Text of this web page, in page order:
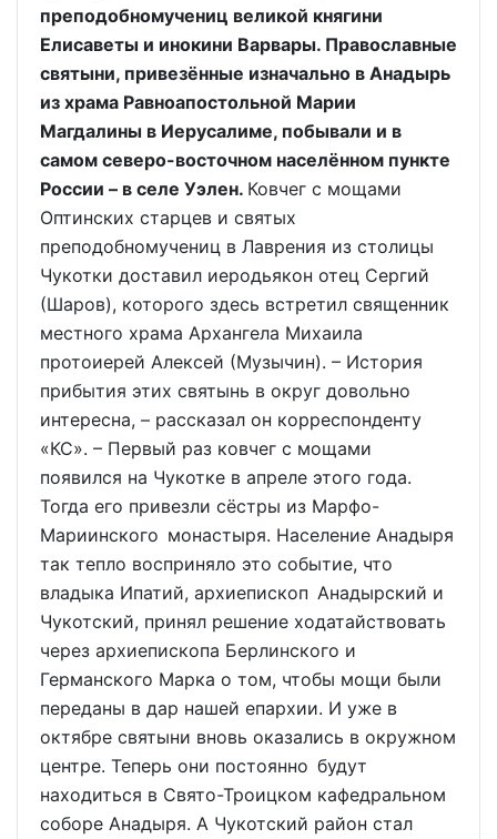
преподобномучениц великой княгини
Елисаветы и инокини Варвары. Православные
святыни, привезённые изначально в Анадырь
из храма Равноапостольной Марии
Магдалины в Иерусалиме, побывали и в
самом северо-восточном населённом пункте
России – в селе Уэлен. Ковчег с мощами
Оптинских старцев и святых
преподобномучениц в Лаврения из столицы
Чукотки доставил иеродьякон отец Сергий
(Шаров), которого здесь встретил священник
местного храма Архангела Михаила
протоиерей Алексей (Музычин). – История
прибытия этих святынь в округ довольно
интересна, – рассказал он корреспонденту
«КС». – Первый раз ковчег с мощами
появился на Чукотке в апреле этого года.
Тогда его привезли сёстры из Марфо-
Мариинского монастыря. Население Анадыря
так тепло восприняло это событие, что
владыка Ипатий, архиепископ Анадырский и
Чукотский, принял решение ходатайствовать
через архиепископа Берлинского и
Германского Марка о том, чтобы мощи были
переданы в дар нашей епархии. И уже в
октябре святыни вновь оказались в окружном
центре. Теперь они постоянно будут
находиться в Свято-Троицком кафедральном
соборе Анадыря. А Чукотский район стал